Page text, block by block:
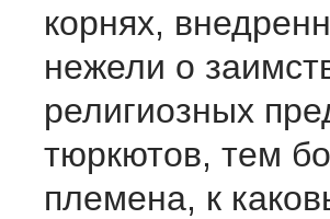
корнях,
нежели о
религиозных
тюркютов, тем
племена, к